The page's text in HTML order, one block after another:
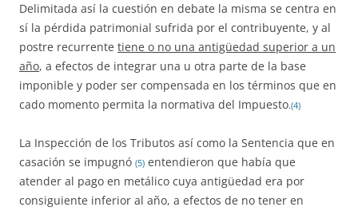
Delimitada así la cuestión en debate la misma se centra en
sí la pérdida patrimonial sufrida por el contribuyente, y al
postre recurrente tiene o no una antigüedad superior a un
año, a efectos de integrar una u otra parte de la base
imponible y poder ser compensada en los términos que en
cado momento permita la normativa del Impuesto.(4)
La Inspección de los Tributos así como la Sentencia que en
casación se impugnó (5) entendieron que había que
atender al pago en metálico cuya antigüedad era por
consiguiente inferior al año, a efectos de no tener en